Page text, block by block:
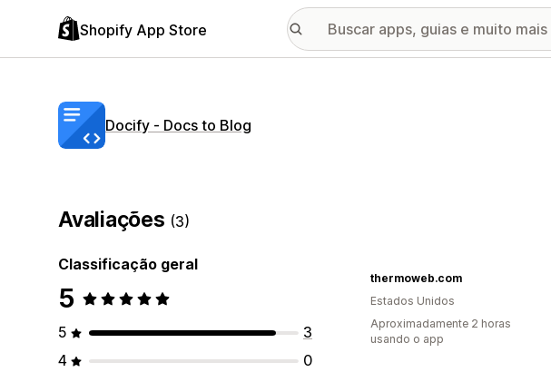
Shopify App Store
Docify ‑ Docs to Blog
Avaliações (3)
Classificação geral
5
5
3
4
0
thermoweb.com
Estados Unidos
Aproximadamente 2 horas
usando o app